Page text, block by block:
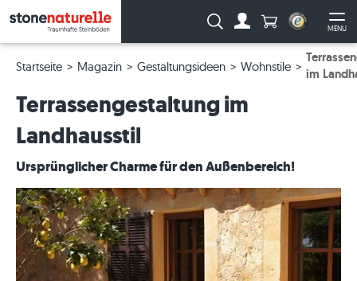
MENU
Suche: Anzahl
Startseite Magazin Gestaltungsideen Wohnstile
im
Terrassengestaltung im
Landhausstil
Ursprünglicher Charme für den Außenbereich!